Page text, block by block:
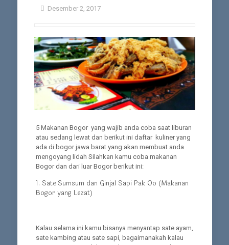
Desember 2, 2017
5 Makanan Bogor yang wajib anda coba saat liburan
atau sedang lewat dan berikut ini daftar kuliner yang
ada di bogor jawa barat yang akan membuat anda
mengoyang lidah Silahkan kamu coba makanan
Bogor dan dari luar Bogor berikut ini:
1. Sate Sumsum dan Ginjal Sapi Pak Oo (Makanan
Bogor yang Lezat)
Kalau selama ini kamu bisanya menyantap sate ayam,
sate kambing atau sate sapi, bagaimanakah kalau